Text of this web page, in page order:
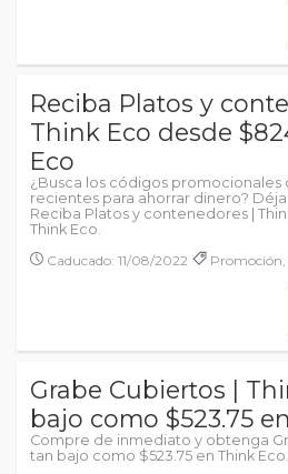
Reciba Platos y
Think Eco desde
Eco
¿Busca los códigos promocionales
recientes para ahorrar dinero?
Reciba Platos y contenedores |
Think Eco.
Caducado: 11/08/2022
Promoción,
Grabe Cubiertos |
bajo como $523.75
Compre de inmediato y obtenga
tan bajo como $523.75 en Think Eco.